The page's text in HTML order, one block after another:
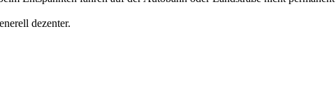
dezenter.